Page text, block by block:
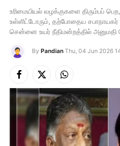
உரிமையியல் வழக்குகளை திரும்பப்
உள்ளிட்டோரும், தற்போதைய சபாநாயகர்
சென்னை உயர் நீதிமன்றத்தில் அனுமதி
By Pandian Thu, 04 Jun 2026
Facebook
X
(Twitter)
Instagram